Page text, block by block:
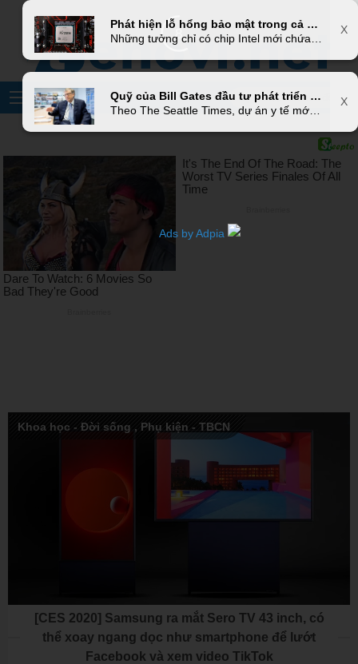
6
Ads by Adpia
Khoa học - Đời sống , Phụ kiện - TBCN
[CES 2020] Samsung ra mắt Sero TV 43 inch, có
thể xoay ngang dọc như smartphone để lướt
Facebook và xem video TikTok
Phát hiện lỗ hổng bảo mật trong cả chip Ryzen và Threadripper của AMD
X
Quỹ của Bill Gates đầu tư phát triển bộ kit thử SARS-CoV-2 tại nhà, chuẩn bị phát cho người dân ở tâm dịch
X